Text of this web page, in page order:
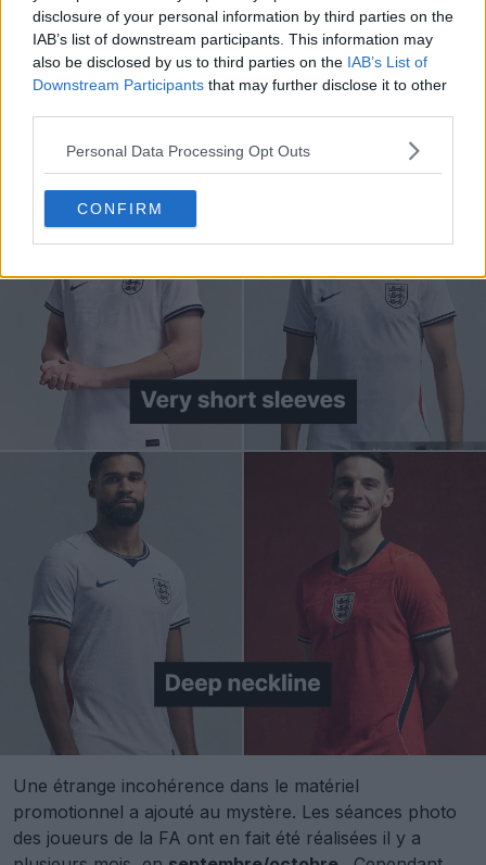
disclosure of your personal information by third parties on the
IAB’s list of downstream participants. This information may
also be disclosed by us to third parties on the IAB’s List of
Downstream Participants that may further disclose it to other
Personal Data Processing Opt Outs
CONFIRM
joueursmoulent les athlètes d'une manière très
inhabituelle. Les principaux sujets de discussion sont les
manches extrêmement courtes et hautes, ainsi qu'un
large décolleté béant qui refuse de rester bien ajusté au
corps.
Une étrange incohérence dans le matériel
promotionnel a ajouté au mystère. Les séances photo
des joueurs de la FA ont en fait été réalisées il y a